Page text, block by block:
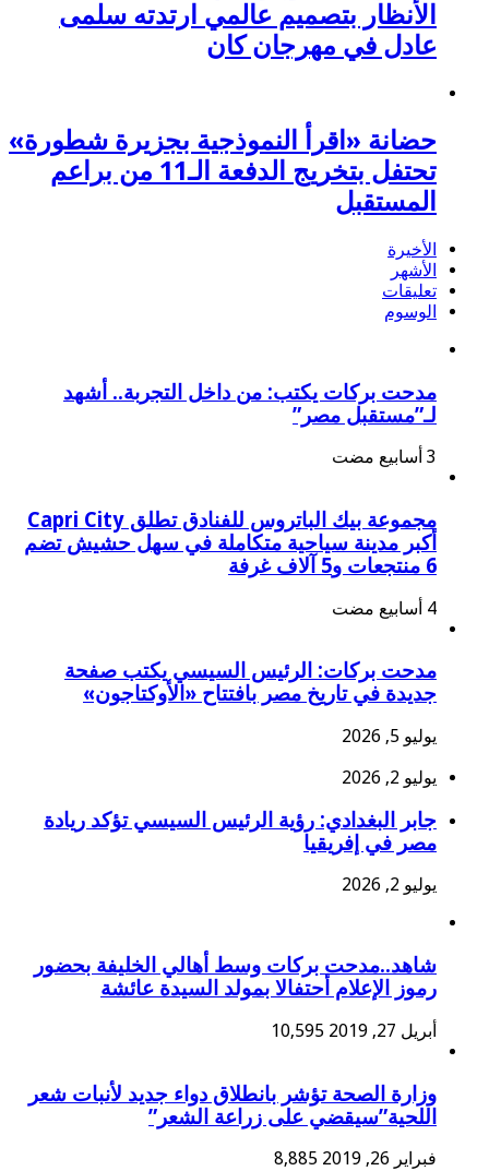
الأنظار بتصميم عالمي ارتدته سلمى
عادل في مهرجان كان
حضانة «اقرأ النموذجية بجزيرة شطورة»
تحتفل بتخريج الدفعة الـ11 من براعم
المستقبل
الأخيرة
الأشهر
تعليقات
الوسوم
مدحت بركات يكتب: من داخل التجربة.. أشهد
لـ”مستقبل مصر”
مجموعة بيك الباتروس للفنادق تطلق Capri City
أكبر مدينة سياحية متكاملة في سهل حشيش تضم
6 منتجعات و5 آلاف غرفة
مدحت بركات: الرئيس السيسي يكتب صفحة
جديدة في تاريخ مصر بافتتاح «الأوكتاجون»
يوليو 5, 2026
يوليو 2, 2026
جابر البغدادي: رؤية الرئيس السيسي تؤكد ريادة
مصر في إفريقيا
يوليو 2, 2026
شاهد..مدحت بركات وسط أهالي الخليفة بحضور
رموز الإعلام أحتفالا بمولد السيدة عائشة
أبريل 27, 2019 10,595
وزارة الصحة تؤشر بانطلاق دواء جديد لأنبات شعر
اللحية”سيقضي على زراعة الشعر”
فبراير 26, 2019 8,885